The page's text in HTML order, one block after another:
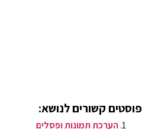
פוסטים קשורים לנושא:
הערכת תמונות ופסלים